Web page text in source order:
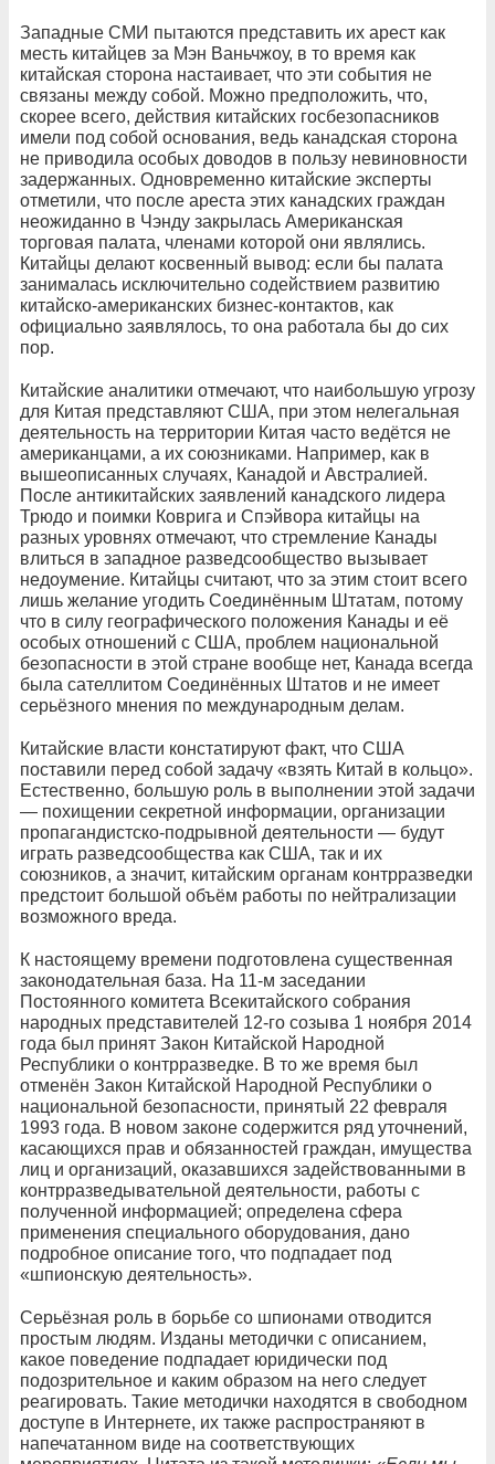
Западные СМИ пытаются представить их арест как
месть китайцев за Мэн Ваньчжоу, в то время как
китайская сторона настаивает, что эти события не
связаны между собой. Можно предположить, что,
скорее всего, действия китайских госбезопасников
имели под собой основания, ведь канадская сторона
не приводила особых доводов в пользу невиновности
задержанных. Одновременно китайские эксперты
отметили, что после ареста этих канадских граждан
неожиданно в Чэнду закрылась Американская
торговая палата, членами которой они являлись.
Китайцы делают косвенный вывод: если бы палата
занималась исключительно содействием развитию
китайско-американских бизнес-контактов, как
официально заявлялось, то она работала бы до сих
пор.
Китайские аналитики отмечают, что наибольшую угрозу
для Китая представляют США, при этом нелегальная
деятельность на территории Китая часто ведётся не
американцами, а их союзниками. Например, как в
вышеописанных случаях, Канадой и Австралией.
После антикитайских заявлений канадского лидера
Трюдо и поимки Коврига и Спэйвора китайцы на
разных уровнях отмечают, что стремление Канады
влиться в западное разведсообщество вызывает
недоумение. Китайцы считают, что за этим стоит всего
лишь желание угодить Соединённым Штатам, потому
что в силу географического положения Канады и её
особых отношений с США, проблем национальной
безопасности в этой стране вообще нет, Канада всегда
была сателлитом Соединённых Штатов и не имеет
серьёзного мнения по международным делам.
Китайские власти констатируют факт, что США
поставили перед собой задачу «взять Китай в кольцо».
Естественно, большую роль в выполнении этой задачи
— похищении секретной информации, организации
пропагандистско-подрывной деятельности — будут
играть разведсообщества как США, так и их
союзников, а значит, китайским органам контрразведки
предстоит большой объём работы по нейтрализации
возможного вреда.
К настоящему времени подготовлена существенная
законодательная база. На 11-м заседании
Постоянного комитета Всекитайского собрания
народных представителей 12-го созыва 1 ноября 2014
года был принят Закон Китайской Народной
Республики о контрразведке. В то же время был
отменён Закон Китайской Народной Республики о
национальной безопасности, принятый 22 февраля
1993 года. В новом законе содержится ряд уточнений,
касающихся прав и обязанностей граждан, имущества
лиц и организаций, оказавшихся задействованными в
контрразведывательной деятельности, работы с
полученной информацией; определена сфера
применения специального оборудования, дано
подробное описание того, что подпадает под
«шпионскую деятельность».
Серьёзная роль в борьбе со шпионами отводится
простым людям. Изданы методички с описанием,
какое поведение подпадает юридически под
подозрительное и каким образом на него следует
реагировать. Такие методички находятся в свободном
доступе в Интернете, их также распространяют в
напечатанном виде на соответствующих